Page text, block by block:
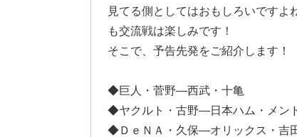
見てる側としてはおもしろいです
も交流戦は楽しみです！
そこで、予告先発をご紹介します！
◆巨人・菅野―西武・十亀
◆ヤクルト・古野―日本ハム・メン
◆ＤｅＮＡ・久保―オリックス・吉